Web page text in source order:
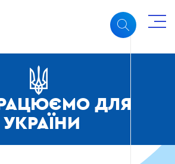
ДЛЯ
УКРАЇНИ